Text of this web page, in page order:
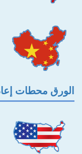
الورق محطات